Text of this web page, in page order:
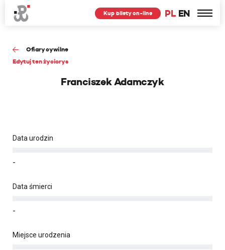
PL EN
Kup bilety on-line
Ofiary cywilne
Edytuj ten życiorys
Franciszek Adamczyk
Data urodzin
-
Data śmierci
-
Miejsce urodzenia